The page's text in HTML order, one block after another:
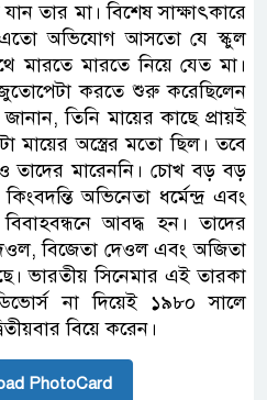
তার মা। বিশেষ সাক্ষাৎকারে
এতো অভিযোগ আসতো যে স্কুল
মারতে মারতে নিয়ে যেত মা।
করতে শুরু করেছিলেন
তিনি মায়ের কাছে প্রায়ই
মায়ের অস্ত্রের মতো ছিল। তবে
তাদের মারেননি। চোখ বড় বড়
অভিনেতা ধর্মেন্দ্র এবং
আবদ্ধ হন। তাদের
বিজেতা দেওল এবং অজিতা
ভারতীয় সিনেমার এই তারকা
না দিয়েই ১৯৮০ সালে
বিয়ে করেন।
PhotoCard